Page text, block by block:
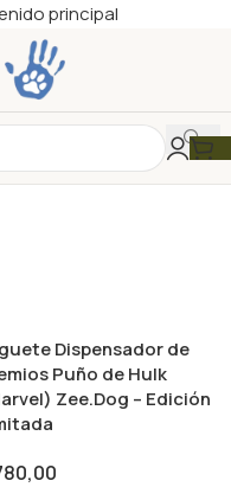
principal
Dispensador de
Puño de Hulk
Zee.Dog – Edición